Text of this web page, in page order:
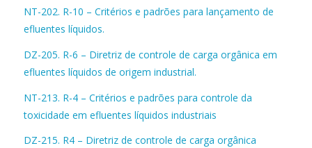
NT-202. R-10 – Critérios e padrões para lançamento de
efluentes líquidos.
DZ-205. R-6 – Diretriz de controle de carga orgânica em
efluentes líquidos de origem industrial.
NT-213. R-4 – Critérios e padrões para controle da
toxicidade em efluentes líquidos industriais
DZ-215. R4 – Diretriz de controle de carga orgânica